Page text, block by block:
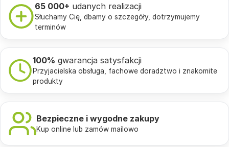
65 000+ udanych realizacji
Słuchamy Cię, dbamy o szczegóły, dotrzymujemy
terminów
100% gwarancja satysfakcji
Przyjacielska obsługa, fachowe doradztwo i znakomite
produkty
Bezpieczne i wygodne zakupy
Kup online lub zamów mailowo